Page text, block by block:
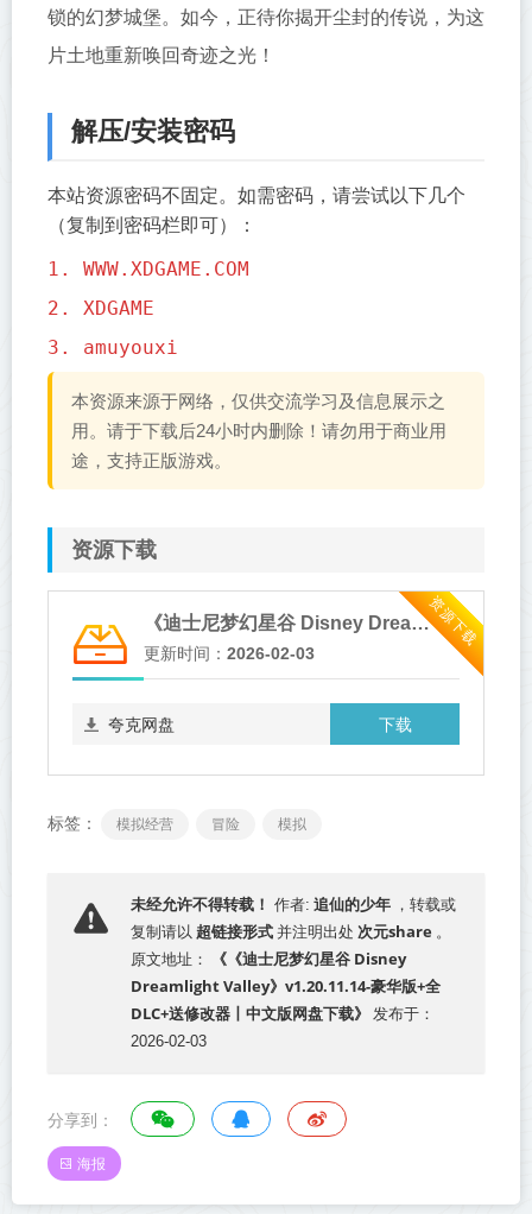
锁的幻梦城堡。如今，正待你揭开尘封的传说，为这
片土地重新唤回奇迹之光！
解压/安装密码
本站资源密码不固定。如需密码，请尝试以下几个
（复制到密码栏即可）：
1. WWW.XDGAME.COM
2. XDGAME
3. amuyouxi
本资源来源于网络，仅供交流学习及信息展示之
用。请于下载后24小时内删除！请勿用于商业用
途，支持正版游戏。
资源下载
资源下载
《迪士尼梦幻星谷 Disney Dreamlight Valley》v1.20.11.14-豪华版+全DLC+送修改器
更新时间： 2026-02-03
下载
夸克网盘
标签： 模拟经营 冒险 模拟
未经允许不得转载！ 作者: 追仙的少年 ，转载或
复制请以 超链接形式 并注明出处 次元share 。
原文地址：
《《迪士尼梦幻星谷 Disney
Dreamlight Valley》v1.20.11.14-豪华版+全
DLC+送修改器丨中文版网盘下载》
发布于：
2026-02-03
分享到：
海报